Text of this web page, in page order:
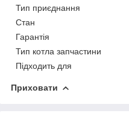
Тип приєднання
Стан
Гарантія
Тип котла запчастини
Підходить для
Приховати